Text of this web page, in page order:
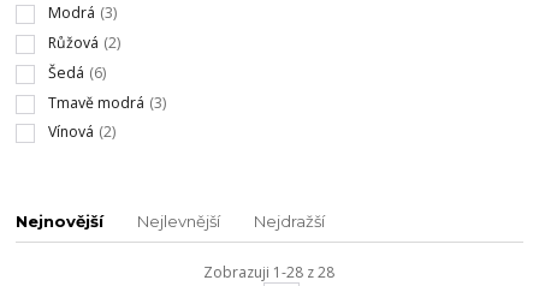
Modrá (3)
Růžová (2)
Šedá (6)
Tmavě modrá (3)
Vínová (2)
Nejnovější Nejlevnější Nejdražší
Zobrazuji 1-28 z 28